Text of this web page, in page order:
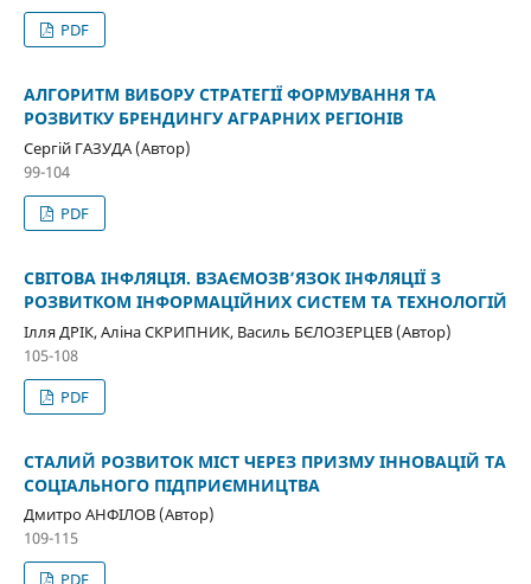
PDF
АЛГОРИТМ ВИБОРУ СТРАТЕГІЇ ФОРМУВАННЯ ТА
РОЗВИТКУ БРЕНДИНГУ АГРАРНИХ РЕГІОНІВ
Сергій ГАЗУДА (Автор)
99-104
PDF
СВІТОВА ІНФЛЯЦІЯ. ВЗАЄМОЗВ’ЯЗОК ІНФЛЯЦІЇ З
РОЗВИТКОМ ІНФОРМАЦІЙНИХ СИСТЕМ ТА ТЕХНОЛОГІЙ
Ілля ДРІК, Аліна СКРИПНИК, Василь БЄЛОЗЕРЦЕВ (Автор)
105-108
PDF
СТАЛИЙ РОЗВИТОК МІСТ ЧЕРЕЗ ПРИЗМУ ІННОВАЦІЙ ТА
СОЦІАЛЬНОГО ПІДПРИЄМНИЦТВА
Дмитро АНФІЛОВ (Автор)
109-115